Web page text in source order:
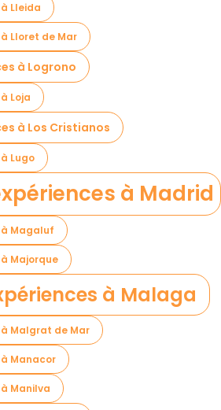
Lleida
Lloret de Mar
à Logrono
Loja
à Los Cristianos
Lugo
à Madrid
à Magaluf
Majorque
à Malaga
Malgrat de Mar
Manacor
Manilva